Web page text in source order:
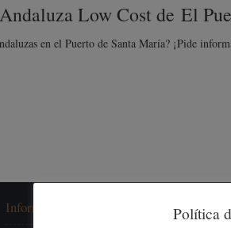
Low Cost de El
en el Puerto de Santa María? ¡Pide
Información Comercial Política